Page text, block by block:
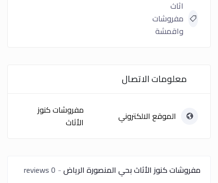
اثاث
مفروشات
واقمشة
معلومات الاتصال
الموقع الالكتروني
مفروشات كنوز
الأثاث
مفروشات كنوز الأثاث بحي المنصورة الرياض 0 reviews